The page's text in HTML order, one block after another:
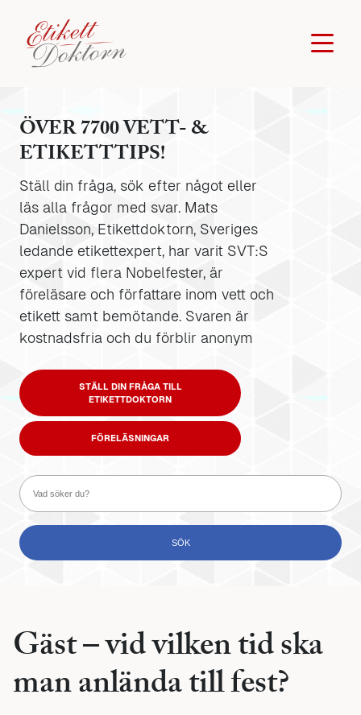
ÖVER 7700 VETT- &
ETIKETTTIPS!
Ställ din fråga, sök efter något eller
läs alla frågor med svar. Mats
Danielsson, Etikettdoktorn, Sveriges
ledande etikettexpert, har varit SVT:S
expert vid flera Nobelfester, är
föreläsare och författare inom vett och
etikett samt bemötande. Svaren är
kostnadsfria och du förblir anonym
STÄLL DIN FRÅGA TILL
ETIKETTDOKTORN
FÖRELÄSNINGAR
Gäst – vid vilken tid ska
man anlända till fest?